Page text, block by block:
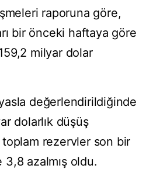
raporuna göre,
bir önceki haftaya göre
milyar dolar
değerlendirildiğinde
dolarlık düşüş
rezervler son bir
3,8 azalmış oldu.